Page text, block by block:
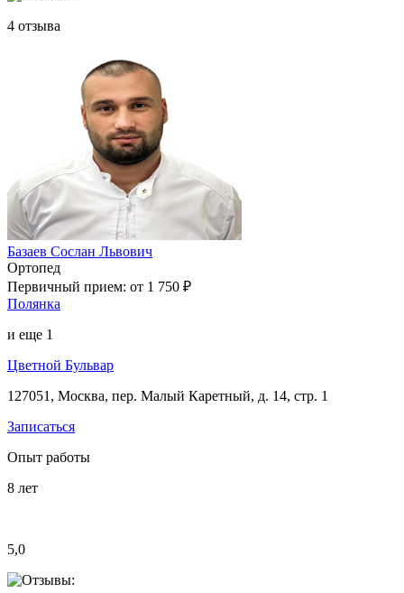
4 отзыва
Базаев Сослан Львович
Ортопед
Первичный прием: от 1 750 ₽
Полянка
и еще 1
Цветной Бульвар
127051, Москва, пер. Малый Каретный, д. 14, стр. 1
Записаться
Опыт работы
8 лет
5,0